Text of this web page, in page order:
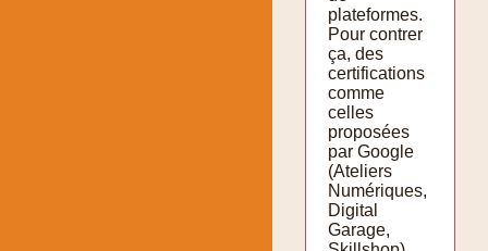
plateformes.
Pour contrer
ça, des
certifications
comme
celles
proposées
par Google
(Ateliers
Numériques,
Digital
Garage,